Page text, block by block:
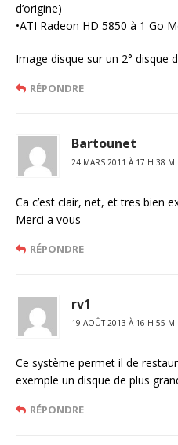
d’origine)
•ATI Radeon HD 5850 à 1 Go
Image disque sur un 2° disque
RÉPONDRE
Bartounet
24 MARS 2011 À 17 H 38
Ca c’est clair, net, et tres bien
Merci a vous
RÉPONDRE
rv1
19 AOÛT 2013 À 16 H 55
Ce système permet il de
exemple un disque de plus
RÉPONDRE